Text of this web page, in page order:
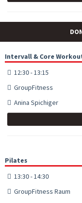
Intervall & Core
12:30 - 13:15
GroupFitness
Anina Spichiger
Pilates
13:30 - 14:30
GroupFitness Raum